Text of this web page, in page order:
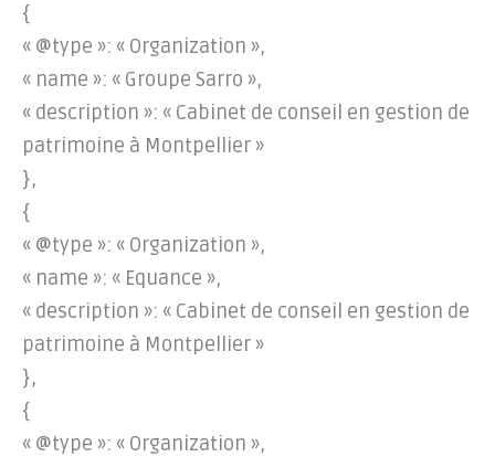
{
« @type »: « Organization »,
« name »: « Groupe Sarro »,
« description »: « Cabinet de conseil en gestion de
patrimoine à Montpellier »
},
{
« @type »: « Organization »,
« name »: « Equance »,
« description »: « Cabinet de conseil en gestion de
patrimoine à Montpellier »
},
{
« @type »: « Organization »,